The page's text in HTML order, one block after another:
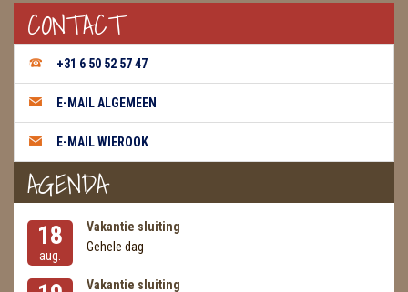
CONTACT
+31 6 50 52 57 47
E-MAIL ALGEMEEN
E-MAIL WIEROOK
AGENDA
18
aug.
Vakantie sluiting
Gehele dag
Vakantie sluiting